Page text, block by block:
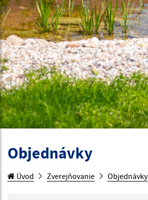
Objednávky
Úvod Zverejňovanie Objednávky